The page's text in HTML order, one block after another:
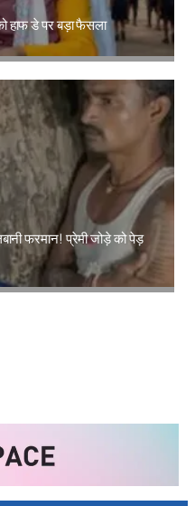
हाफ डे पर बड़ा फैसला
फरमान! प्रेमी जोड़े को पेड़